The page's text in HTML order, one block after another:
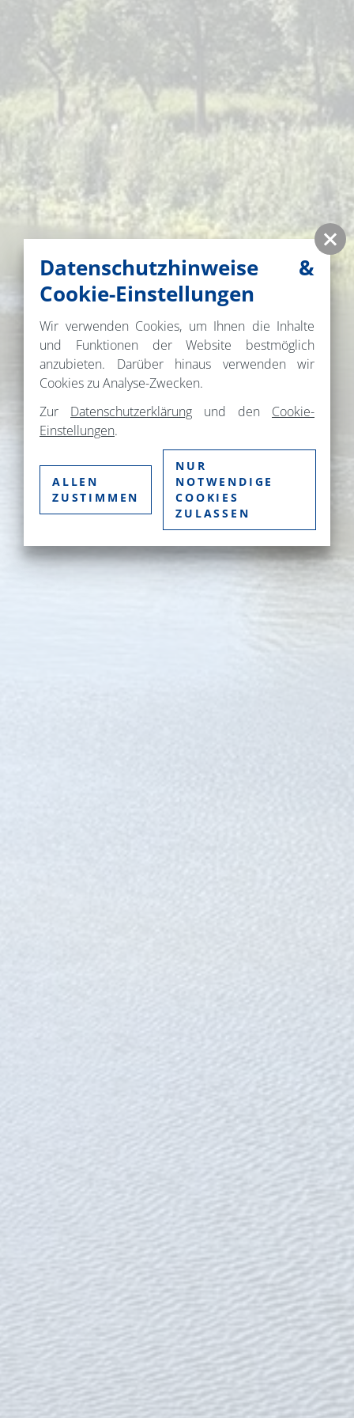
Datenschutzhinweise &
Cookie-Einstellungen
Wir verwenden Cookies, um Ihnen die Inhalte
und Funktionen der Website bestmöglich
anzubieten. Darüber hinaus verwenden wir
Cookies zu Analyse-Zwecken.
Zur Datenschutzerklärung und den Cookie-
Einstellungen.
ALLEN
ZUSTIMMEN
NUR
NOTWENDIGE
COOKIES
ZULASSEN